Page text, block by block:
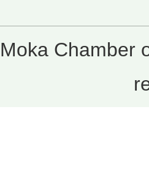
Chamber